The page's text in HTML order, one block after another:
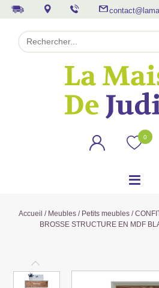
0
Accueil / Meubles/ Petits meubles/
BROSSE STRUCTURE EN MDF